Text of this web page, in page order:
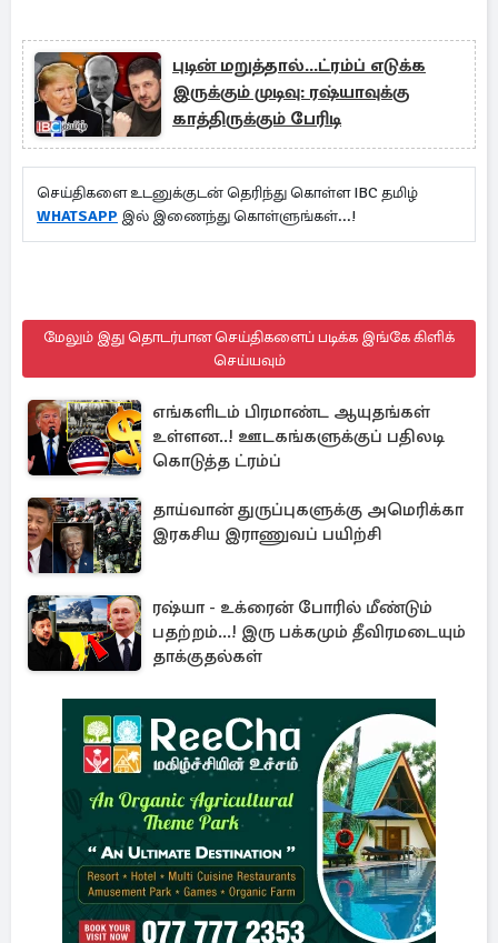
புடின் மறுத்தால்...ட்ரம்ப் எடுக்க
இருக்கும் முடிவு: ரஷ்யாவுக்கு
காத்திருக்கும் பேரிடி
செய்திகளை உடனுக்குடன் தெரிந்து கொள்ள IBC தமிழ்
WHATSAPP இல் இணைந்து கொள்ளுங்கள்...!
மேலும் இது தொடர்பான செய்திகளைப் படிக்க இங்கே கிளிக்
செய்யவும்
எங்களிடம் பிரமாண்ட ஆயுதங்கள்
உள்ளன..! ஊடகங்களுக்குப் பதிலடி
கொடுத்த ட்ரம்ப்
தாய்வான் துருப்புகளுக்கு அமெரிக்கா
இரகசிய இராணுவப் பயிற்சி
ரஷ்யா - உக்ரைன் போரில் மீண்டும்
பதற்றம்...! இரு பக்கமும் தீவிரமடையும்
தாக்குதல்கள்